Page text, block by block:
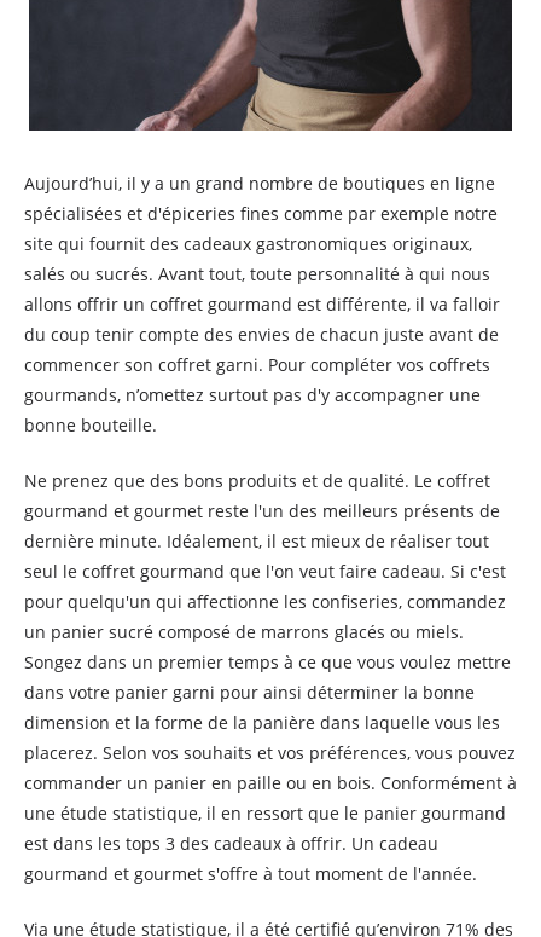
Aujourd’hui, il y a un grand nombre de boutiques en ligne
spécialisées et d'épiceries fines comme par exemple notre
site qui fournit des cadeaux gastronomiques originaux,
salés ou sucrés. Avant tout, toute personnalité à qui nous
allons offrir un coffret gourmand est différente, il va falloir
du coup tenir compte des envies de chacun juste avant de
commencer son coffret garni. Pour compléter vos coffrets
gourmands, n’omettez surtout pas d'y accompagner une
bonne bouteille.
Ne prenez que des bons produits et de qualité. Le coffret
gourmand et gourmet reste l'un des meilleurs présents de
dernière minute. Idéalement, il est mieux de réaliser tout
seul le coffret gourmand que l'on veut faire cadeau. Si c'est
pour quelqu'un qui affectionne les confiseries, commandez
un panier sucré composé de marrons glacés ou miels.
Songez dans un premier temps à ce que vous voulez mettre
dans votre panier garni pour ainsi déterminer la bonne
dimension et la forme de la panière dans laquelle vous les
placerez. Selon vos souhaits et vos préférences, vous pouvez
commander un panier en paille ou en bois. Conformément à
une étude statistique, il en ressort que le panier gourmand
est dans les tops 3 des cadeaux à offrir. Un cadeau
gourmand et gourmet s'offre à tout moment de l'année.
Via une étude statistique, il a été certifié qu’environ 71% des